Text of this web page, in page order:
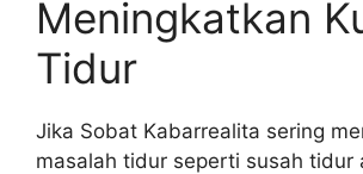
Meningkatkan
Tidur
Jika Sobat Kabarrealita sering
masalah tidur seperti susah tidur